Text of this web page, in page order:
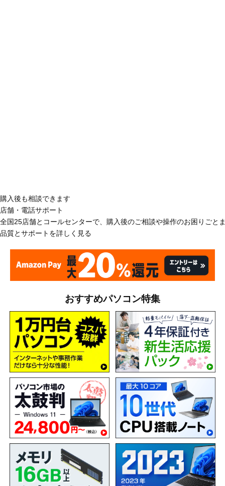
購入後も相談できます
店舗・電話サポート
全国25店舗とコールセンターで、購入後のご相談や操作のお困りごと
品質とサポートを詳しく見る
おすすめパソコン特集